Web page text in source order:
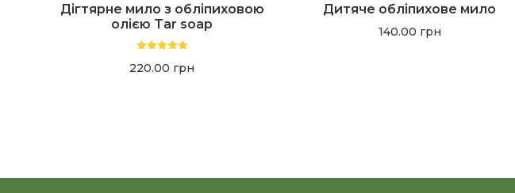
Дігтярне мило з обліпиховою
олією Tar soap
из 5
220.00 грн
Дитяче обліпихове мило
140.00 грн